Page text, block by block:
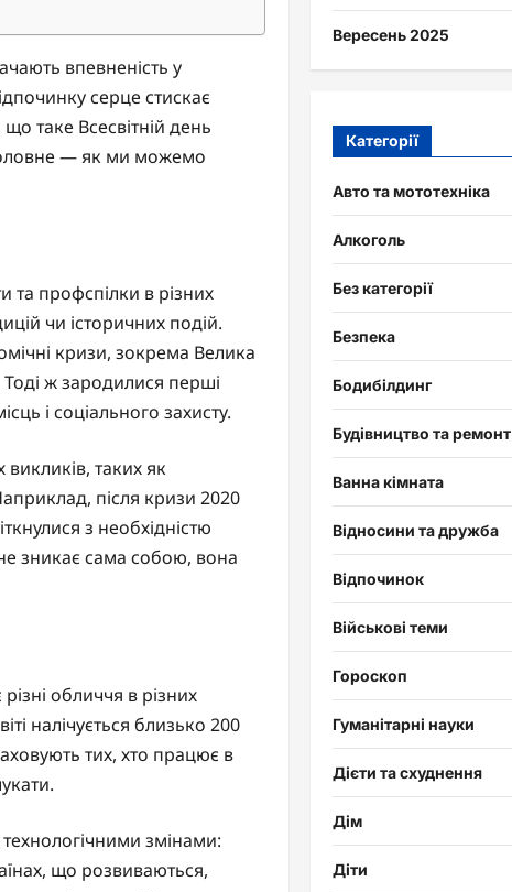
впевненість у
серце стискає
таке Всесвітній день
— як ми можемо
та профспілки в різних
чи історичних подій.
кризи, зокрема Велика
ж зародилися перші
і соціального захисту.
таких як
після кризи 2020
з необхідністю
зникає сама собою, вона
обличчя в різних
налічується близько 200
тих, хто працює в
змінами:
що розвиваються,
Вересень 2025
Категорії
Авто та мототехніка
Алкоголь
Без категорії
Безпека
Бодибілдинг
Будівництво та ремонт
Ванна кімната
Відносини та дружба
Відпочинок
Військові теми
Гороскоп
Гуманітарні науки
Дієти та схуднення
Дім
Діти